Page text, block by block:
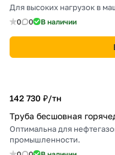
Для высоких нагрузок в
0 0 В наличии
142 730 ₽/тн
Труба бесшовная
Оптимальна для
промышленности.